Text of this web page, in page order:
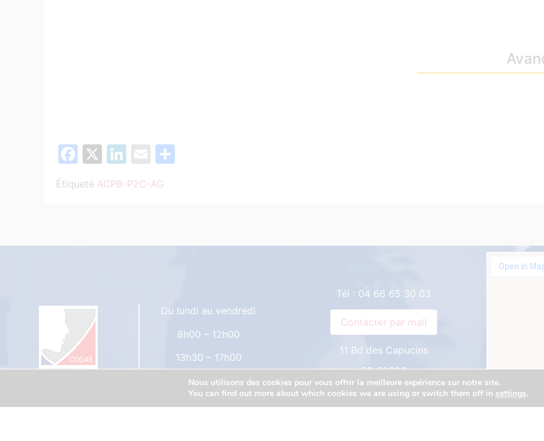
Facebook
X LinkedIn
Email
Étiqueté ACPB-P2C-AG
Du lundi au vendredi
8h00 – 12h00
13h30 – 17h00
Vos interlocuteurs au CDG48
Tél : 04 66 65 30 03
11 Bd des Capucins
BP 80092
48003 MENDE CEDEX
Nous utilisons des cookies pour vous offrir la meilleure expérience sur notre site.
You can find out more about which cookies we are using or switch them off in settings.